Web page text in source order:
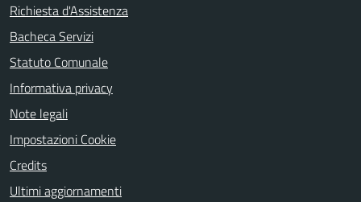
Richiesta d'Assistenza
Bacheca Servizi
Statuto Comunale
Informativa privacy
Note legali
Impostazioni Cookie
Credits
Ultimi aggiornamenti